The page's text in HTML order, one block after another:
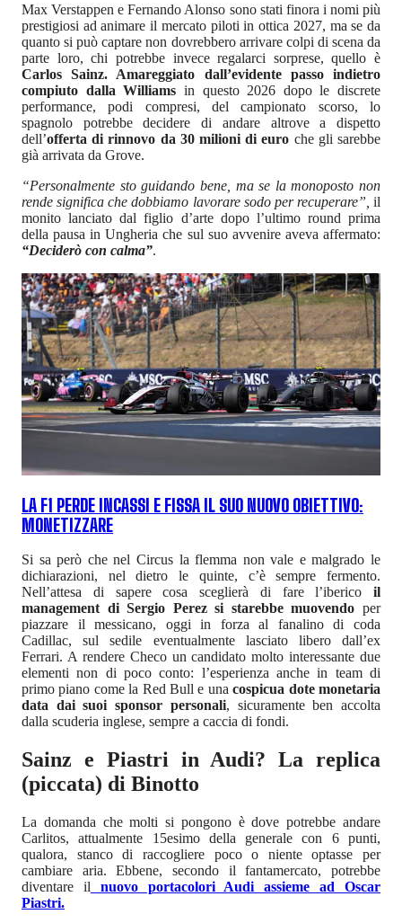
Max Verstappen e Fernando Alonso sono stati finora i nomi più
prestigiosi ad animare il mercato piloti in ottica 2027, ma se da
quanto si può captare non dovrebbero arrivare colpi di scena da
parte loro, chi potrebbe invece regalarci sorprese, quello è
Carlos Sainz. Amareggiato dall’evidente passo indietro
compiuto dalla Williams in questo 2026 dopo le discrete
performance, podi compresi, del campionato scorso, lo
spagnolo potrebbe decidere di andare altrove a dispetto
dell’offerta di rinnovo da 30 milioni di euro che gli sarebbe
già arrivata da Grove.
“Personalmente sto guidando bene, ma se la monoposto non
rende significa che dobbiamo lavorare sodo per recuperare”, il
monito lanciato dal figlio d’arte dopo l’ultimo round prima
della pausa in Ungheria che sul suo avvenire aveva affermato:
“Deciderò con calma”.
LA F1 PERDE INCASSI E FISSA IL SUO NUOVO OBIETTIVO:
MONETIZZARE
Si sa però che nel Circus la flemma non vale e malgrado le
dichiarazioni, nel dietro le quinte, c’è sempre fermento.
Nell’attesa di sapere cosa sceglierà di fare l’iberico il
management di Sergio Perez si starebbe muovendo per
piazzare il messicano, oggi in forza al fanalino di coda
Cadillac, sul sedile eventualmente lasciato libero dall’ex
Ferrari. A rendere Checo un candidato molto interessante due
elementi non di poco conto: l’esperienza anche in team di
primo piano come la Red Bull e unacospicua dote monetaria
data dai suoi sponsor personali, sicuramente ben accolta
dalla scuderia inglese, sempre a caccia di fondi.
Sainz e Piastri in Audi? La replica
(piccata) di Binotto
La domanda che molti si pongono è dove potrebbe andare
Carlitos, attualmente 15esimo della generale con 6 punti,
qualora, stanco di raccogliere poco o niente optasse per
cambiare aria. Ebbene, secondo il fantamercato, potrebbe
diventare il nuovo portacolori Audi assieme ad Oscar
Piastri.